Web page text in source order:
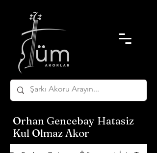
Orhan Gencebay Hatasiz
Kul Olmaz Akor